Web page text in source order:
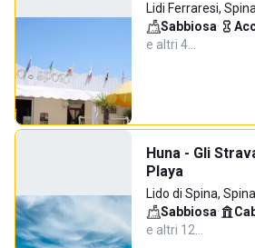
Lidi Ferraresi, Spina
Sabbiosa·
e altri 4…
Huna - Gli
Playa
Lido di Spina, Spina
Sabbiosa·
e altri 12…